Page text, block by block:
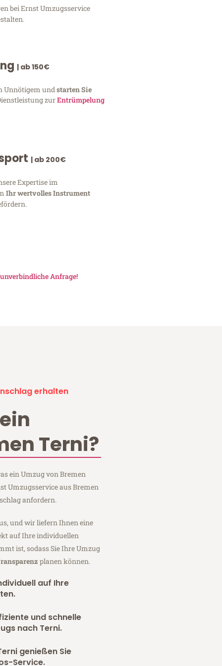
bei Ernst Umzugsservice
| ab 150€
Unnötigem und starten Sie
zurEntrümpelung
| ab 200€
Expertise im
Ihr wertvolles Instrument
unverbindliche Anfrage!
erhalten
Terni?
ein Umzug von Bremen
Umzugsservice aus Bremen
anfordern.
und wir liefern Ihnen eine
auf Ihre individuellen
ist, sodass Sie Ihre Umzug
planen können.
auf Ihre
und schnelle
nach Terni.
genießen Sie
Service.